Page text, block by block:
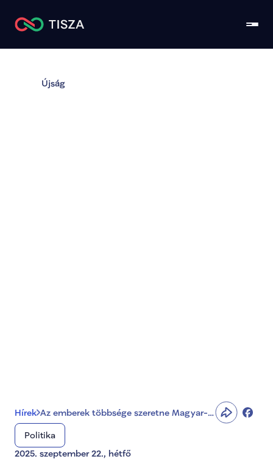
Újság
Hírek Az emberek többsége szeretne Magyar-
Orbán vitát látni
Politika
2025. szeptember 22., hétfő